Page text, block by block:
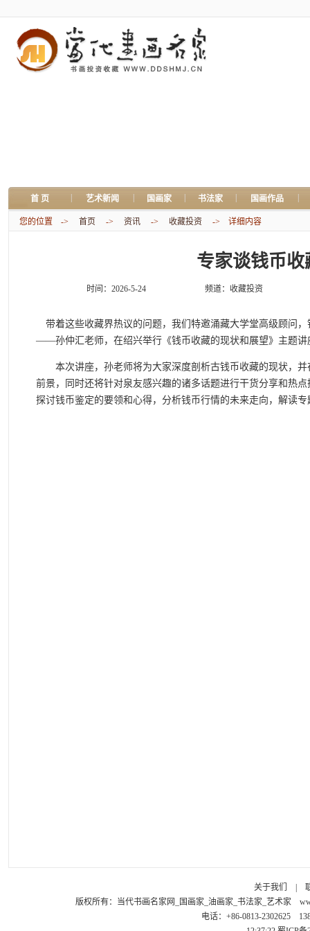
首 页 艺术新闻 国画家 书法家 国画作品
您的位置 -> 首页 -> 资讯 -> 收藏投资 -> 详细内容
专家谈钱币收
时间：2026-5-24 频道： 收藏投资
带着这些收藏界热议的问题，我们特邀涌藏大学堂高级顾问
——孙仲汇老师，在绍兴举行《钱币收藏的现状和展望》主题讲
本次讲座，孙老师将为大家深度剖析古钱币收藏的现状，并
前景，同时还将针对泉友感兴趣的诸多话题进行干货分享和热
探讨钱币鉴定的要领和心得，分析钱币行情的未来走向，解读
关于我们
版权所有： 当代书画名家网_国画家_油画家_书法家_艺术家
电话：+86-0813-2302625